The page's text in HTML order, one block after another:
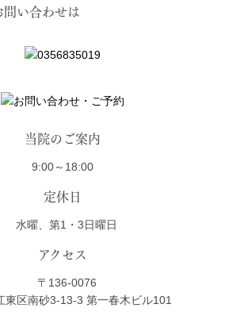
問い合わせは
当院のご案内
9:00～18:00
定休日
水曜、第1・3日曜日
アクセス
〒136-0076
東区南砂3-13-3 第一春木ビル101